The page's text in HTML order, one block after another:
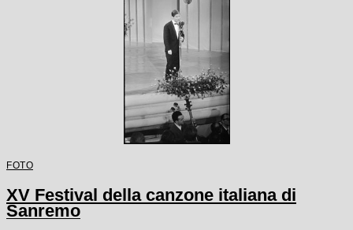
FOTO
XV Festival della canzone italiana di
Sanremo